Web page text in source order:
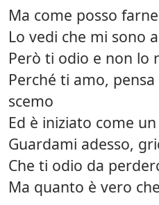
Ma come posso
Lo vedi che mi sono
Però ti odio e non lo
Perché ti amo,
scemo
Ed è iniziato come
Guardami adesso,
Che ti odio da
Ma quanto è vero